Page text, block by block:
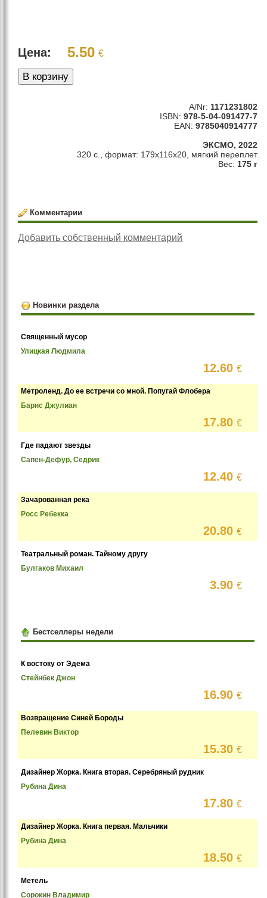
Цена: 5.50 €
A/Nr: 1171231802
ISBN: 978-5-04-091477-7
EAN: 9785040914777
ЭКСМО, 2022
320 с., формат: 179x116x20, мягкий переплет
Вес: 175 г
Комментарии
Добавить собственный комментарий
Новинки раздела
Священный мусор
Улицкая Людмила
12.60€
Метроленд. До ее встречи со мной. Попугай Флобера
Барнс Джулиан
17.80€
Где падают звезды
Сапен-Дефур, Седрик
12.40€
Зачарованная река
Росс Ребекка
20.80€
Театральный роман. Тайному другу
Булгаков Михаил
3.90€
Бестселлеры недели
К востоку от Эдема
Стейнбек Джон
16.90€
Возвращение Синей Бороды
Пелевин Виктор
15.30€
Дизайнер Жорка. Книга вторая. Серебряный рудник
Рубина Дина
17.80€
Дизайнер Жорка. Книга первая. Мальчики
Рубина Дина
18.50€
Метель
Сорокин Владимир